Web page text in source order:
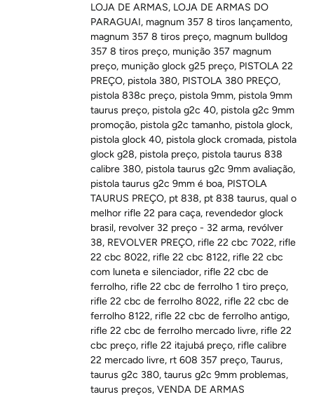
LOJA DE ARMAS, LOJA DE ARMAS DO
PARAGUAI, magnum 357 8 tiros lançamento,
magnum 357 8 tiros preço, magnum bulldog
357 8 tiros preço, munição 357 magnum
preço, munição glock g25 preço, PISTOLA 22
PREÇO, pistola 380, PISTOLA 380 PREÇO,
pistola 838c preço, pistola 9mm, pistola 9mm
taurus preço, pistola g2c 40, pistola g2c 9mm
promoção, pistola g2c tamanho, pistola glock,
pistola glock 40, pistola glock cromada, pistola
glock g28, pistola preço, pistola taurus 838
calibre 380, pistola taurus g2c 9mm avaliação,
pistola taurus g2c 9mm é boa, PISTOLA
TAURUS PREÇO, pt 838, pt 838 taurus,qual o
melhor rifle 22 para caça, revendedor glock
brasil, revolver 32 preço - 32 arma, revólver
38, REVOLVER PREÇO, rifle 22 cbc 7022, rifle
22 cbc 8022, rifle 22 cbc 8122, rifle 22 cbc
com luneta e silenciador, rifle 22 cbc de
ferrolho, rifle 22 cbc de ferrolho 1 tiro preço,
rifle 22 cbc de ferrolho 8022, rifle 22 cbc de
ferrolho 8122, rifle 22 cbc de ferrolho antigo,
rifle 22 cbc de ferrolho mercado livre, rifle 22
cbc preço, rifle 22 itajubá preço, rifle calibre
22 mercado livre, rt 608 357 preço,Taurus,
taurus g2c 380,taurus g2c 9mm problemas,
taurus preços,VENDA DE ARMAS